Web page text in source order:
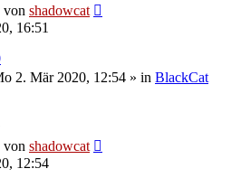
von shadowcat
16:51
2. Mär 2020, 12:54 » in BlackCat
von shadowcat
12:54